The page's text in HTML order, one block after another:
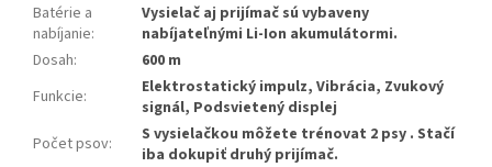
Batérie a
nabíjanie:
Vysielač aj prijímač sú vybaveny
nabíjateľnými Li-Ion akumulátormi.
Dosah:
600 m
Funkcie:
Elektrostatický impulz, Vibrácia, Zvukový
signál, Podsvietený displej
Počet psov:
S vysielačkou môžete trénovat 2 psy . Stačí
iba dokupiť druhý prijímač.